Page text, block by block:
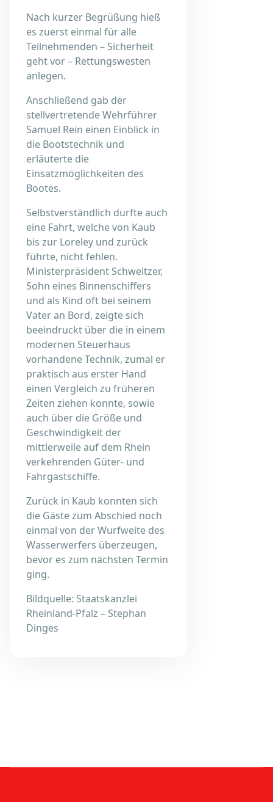
Nach kurzer Begrüßung hieß
es zuerst einmal für alle
Teilnehmenden – Sicherheit
geht vor – Rettungswesten
anlegen.
Anschließend gab der
stellvertretende Wehrführer
Samuel Rein einen Einblick in
die Bootstechnik und
erläuterte die
Einsatzmöglichkeiten des
Bootes.
Selbstverständlich durfte auch
eine Fahrt, welche von Kaub
bis zur Loreley und zurück
führte, nicht fehlen.
Ministerpräsident Schweitzer,
Sohn eines Binnenschiffers
und als Kind oft bei seinem
Vater an Bord, zeigte sich
beeindruckt über die in einem
modernen Steuerhaus
vorhandene Technik, zumal er
praktisch aus erster Hand
einen Vergleich zu früheren
Zeiten ziehen konnte, sowie
auch über die Größe und
Geschwindigkeit der
mittlerweile auf dem Rhein
verkehrenden Güter- und
Fahrgastschiffe.
Zurück in Kaub konnten sich
die Gäste zum Abschied noch
einmal von der Wurfweite des
Wasserwerfers überzeugen,
bevor es zum nächsten Termin
ging.
Bildquelle: Staatskanzlei
Rheinland-Pfalz – Stephan
Dinges